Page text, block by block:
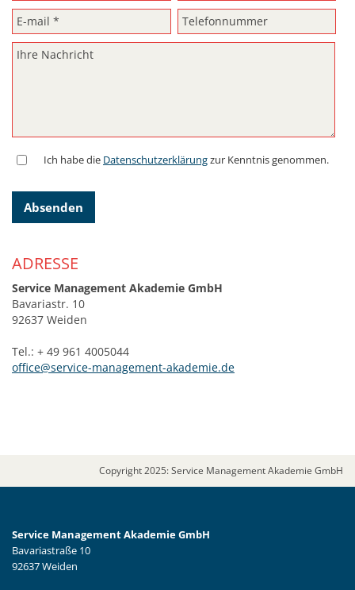
Ich habe die Datenschutzerklärungzur Kenntnis genommen.
Absenden
ADRESSE
Service Management Akademie GmbH
Bavariastr. 10
92637 Weiden
Tel.: + 49 961 4005044
office@service-management-akademie.de
Copyright 2025: Service Management Akademie GmbH
Service Management Akademie GmbH
Bavariastraße 10
92637 Weiden